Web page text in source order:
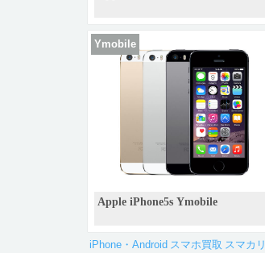
Ymobile
Apple iPhone5s Ymobile
iPhone・Android スマホ買取 スマカリ